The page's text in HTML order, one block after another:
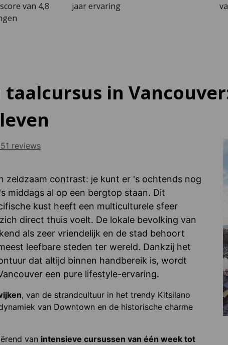
van 4,8
jaar ervaring
taalcursus in
reviews
zeldzaam contrast: je kunt er 's ochtends nog
middags al op een bergtop staan. Dit
kust heeft een multiculturele sfeer
direct thuis voelt. De lokale bevolking van
als zeer vriendelijk en de stad behoort
leefbare steden ter wereld. Dankzij het
dat altijd binnen handbereik is, wordt
een pure lifestyle-ervaring.
, van de strandcultuur in het trendy Kitsilano
van Downtown en de historische charme
van intensieve cursussen van één week tot